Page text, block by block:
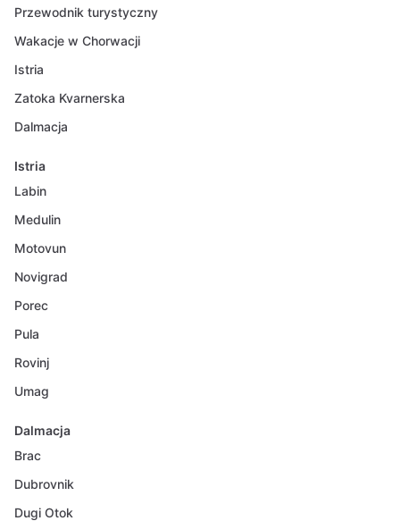
Przewodnik turystyczny
Wakacje w Chorwacji
Istria
Zatoka Kvarnerska
Dalmacja
Istria
Labin
Medulin
Motovun
Novigrad
Porec
Pula
Rovinj
Umag
Dalmacja
Brac
Dubrovnik
Dugi Otok